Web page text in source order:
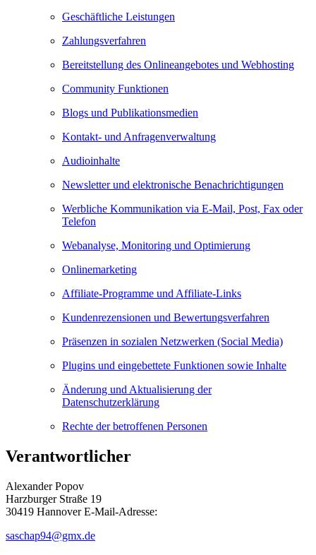
Geschäftliche Leistungen
Zahlungsverfahren
Bereitstellung des Onlineangebotes und Webhosting
Community Funktionen
Blogs und Publikationsmedien
Kontakt- und Anfragenverwaltung
Audioinhalte
Newsletter und elektronische Benachrichtigungen
Werbliche Kommunikation via E-Mail, Post, Fax oder
Telefon
Webanalyse, Monitoring und Optimierung
Onlinemarketing
Affiliate-Programme und Affiliate-Links
Kundenrezensionen und Bewertungsverfahren
Präsenzen in sozialen Netzwerken (Social Media)
Plugins und eingebettete Funktionen sowie Inhalte
Änderung und Aktualisierung der
Datenschutzerklärung
Rechte der betroffenen Personen
Verantwortlicher
Alexander Popov
Harzburger Straße 19
30419 Hannover E-Mail-Adresse:
saschap94@gmx.de